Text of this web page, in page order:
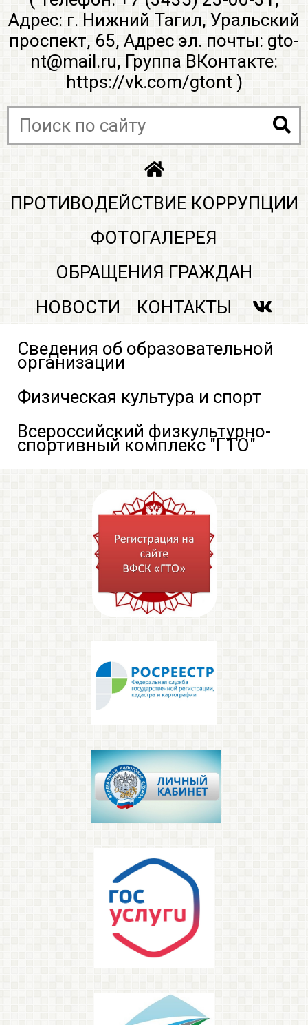
Адрес: г. Нижний Тагил, Уральский
проспект, 65, Адрес эл. почты: gto-
nt@mail.ru, Группа ВКонтакте:
https://vk.com/gtont)
ПРОТИВОДЕЙСТВИЕ КОРРУПЦИИ
ФОТОГАЛЕРЕЯ
ОБРАЩЕНИЯ ГРАЖДАН
НОВОСТИ
КОНТАКТЫ
Сведения об образовательной
организации
Физическая культура и спорт
Всероссийский физкультурно-
спортивный комплекс "ГТО"